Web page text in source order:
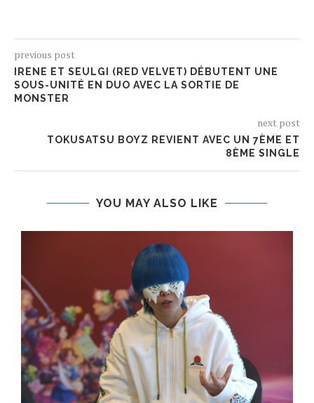
previous post
IRENE ET SEULGI (RED VELVET) DÉBUTENT UNE
SOUS-UNITÉ EN DUO AVEC LA SORTIE DE
MONSTER
next post
TOKUSATSU BOYZ REVIENT AVEC UN 7ÈME ET
8ÈME SINGLE
YOU MAY ALSO LIKE